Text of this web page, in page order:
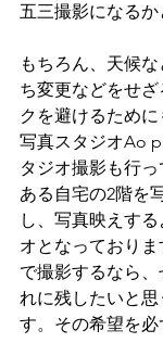
五三撮影になるか
もちろん、天候
ち変更などをせ
クを避けるため
写真スタジオAo
タジオ撮影も行
ある自宅の2階を
し、写真映えす
オとなっており
で撮影するなら
れに残したいと
す。その希望を